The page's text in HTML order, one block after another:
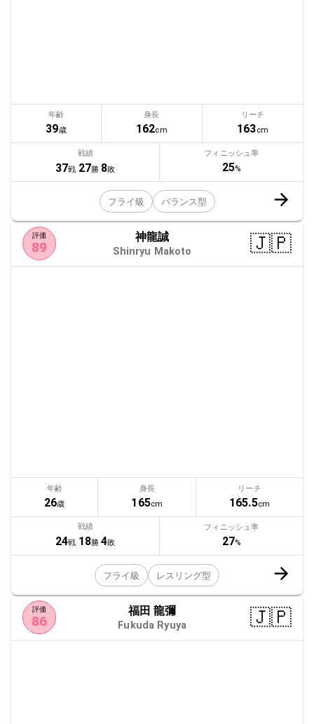
年齢
39歳
身長
162cm
リーチ
163cm
戦績
37戦 27勝 8敗
フィニッシュ率
25%
フライ級 バランス型
評価
89
神龍誠
Shinryu Makoto 🇯🇵
年齢
26歳
身長
165cm
リーチ
165.5cm
戦績
24戦 18勝 4敗
フィニッシュ率
27%
フライ級 レスリング型
評価
86
福田 龍彌
Fukuda Ryuya 🇯🇵